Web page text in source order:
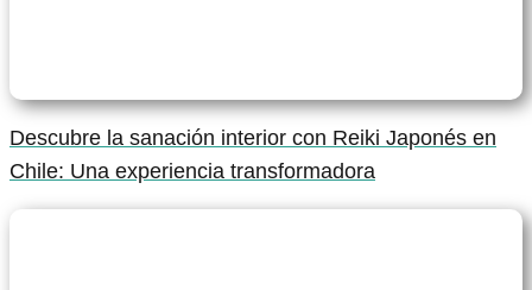
Descubre la sanación interior con Reiki Japonés en
Chile: Una experiencia transformadora